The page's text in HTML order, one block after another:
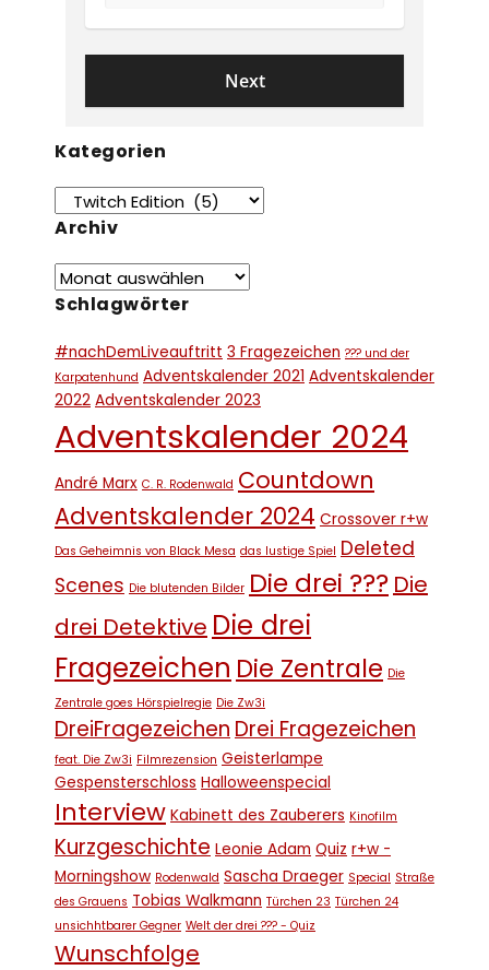
Kategorien
Archiv
Schlagwörter
#nachDemLiveauftritt 3 Fragezeichen ??? und der
Karpatenhund Adventskalender 2021 Adventskalender
2022 Adventskalender 2023
Adventskalender 2024
André Marx C. R. Rodenwald Countdown
Adventskalender 2024 Crossover r+w
Das Geheimnis von Black Mesa das lustige Spiel Deleted
Scenes Die blutenden Bilder Die drei ??? Die
drei Detektive Die drei
Fragezeichen Die Zentrale Die
Zentrale goes Hörspielregie Die Zw3i
DreiFragezeichen Drei Fragezeichen
feat. Die Zw3i Filmrezension Geisterlampe
Gespensterschloss Halloweenspecial
Interview Kabinett des Zauberers Kinofilm
Kurzgeschichte Leonie Adam Quiz r+w -
Morningshow Rodenwald Sascha Draeger Special Straße
des Grauens Tobias Walkmann Türchen 23 Türchen 24
unsichhtbarer Gegner Welt der drei ??? - Quiz
Wunschfolge